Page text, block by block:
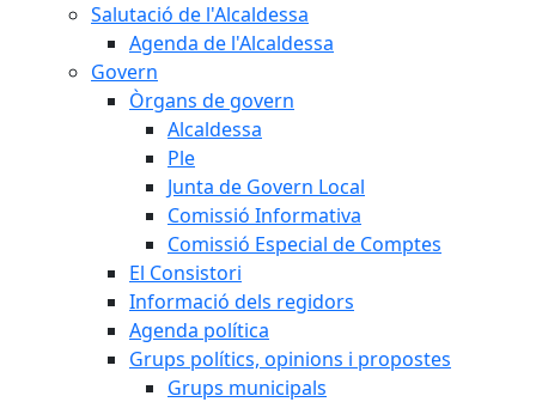
Salutació de l'Alcaldessa
Agenda de l'Alcaldessa
Govern
Òrgans de govern
Alcaldessa
Ple
Junta de Govern Local
Comissió Informativa
Comissió Especial de Comptes
El Consistori
Informació dels regidors
Agenda política
Grups polítics, opinions i propostes
Grups municipals